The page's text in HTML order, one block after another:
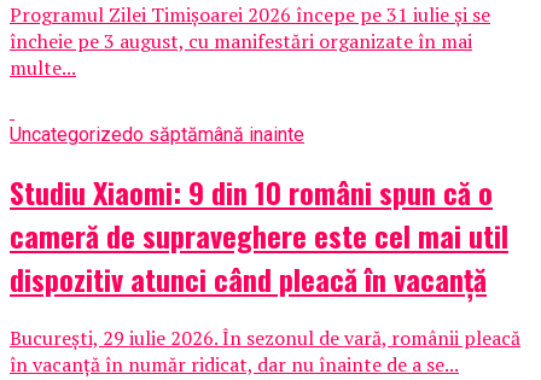
Programul Zilei Timișoarei 2026 începe pe 31 iulie și se
încheie pe 3 august, cu manifestări organizate în mai
multe...
Uncategorizedo săptămână inainte
Studiu Xiaomi: 9 din 10 români spun că o
cameră de supraveghere este cel mai util
dispozitiv atunci când pleacă în vacanță
București, 29 iulie 2026. În sezonul de vară, românii pleacă
în vacanță în număr ridicat, dar nu înainte de a se...